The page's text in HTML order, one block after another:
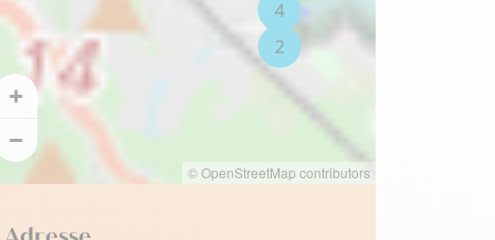
Collioure
en famille
moi le fauvisme
activités Absolument
les activités
© OpenStreetMap contributors